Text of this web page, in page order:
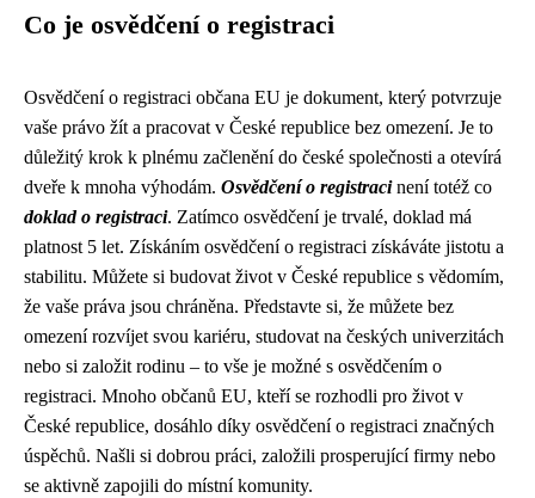
Co je osvědčení o registraci
Osvědčení o registraci občana EU je dokument, který potvrzuje
vaše právo žít a pracovat v České republice bez omezení. Je to
důležitý krok k plnému začlenění do české společnosti a otevírá
dveře k mnoha výhodám. Osvědčení o registracinení totéž co
doklad o registraci. Zatímco osvědčení je trvalé, doklad má
platnost 5 let. Získáním osvědčení o registraci získáváte jistotu a
stabilitu. Můžete si budovat život v České republice s vědomím,
že vaše práva jsou chráněna. Představte si, že můžete bez
omezení rozvíjet svou kariéru, studovat na českých univerzitách
nebo si založit rodinu – to vše je možné s osvědčením o
registraci. Mnoho občanů EU, kteří se rozhodli pro život v
České republice, dosáhlo díky osvědčení o registraci značných
úspěchů. Našli si dobrou práci, založili prosperující firmy nebo
se aktivně zapojili do místní komunity.